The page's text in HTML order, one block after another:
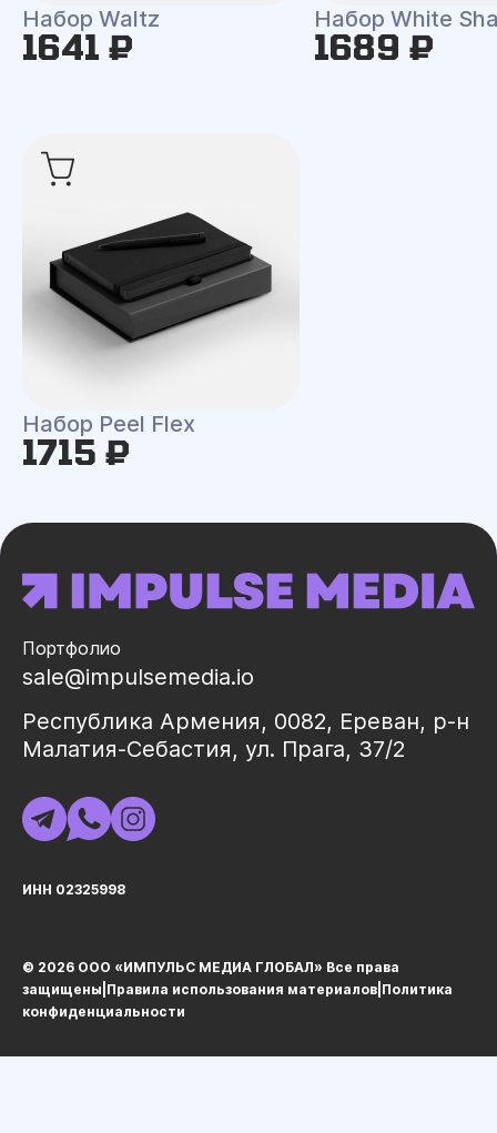
Набор Waltz
1641 ₽
Набор White
1689 ₽
Набор Peel Flex
1715 ₽
Портфолио
sale@impulsemedia.io
Республика Армения, 0082, Ереван, р-н
Малатия-Себастия, ул. Прага, 37/2
ИНН 02325998
© 2026 ООО «ИМПУЛЬС МЕДИА ГЛОБАЛ» Все права
защищеныㅤ|ㅤ Правила использования материалов Политика
конфиденциальности